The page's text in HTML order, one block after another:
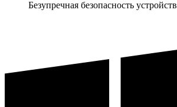
Безупречная безопасность устройств